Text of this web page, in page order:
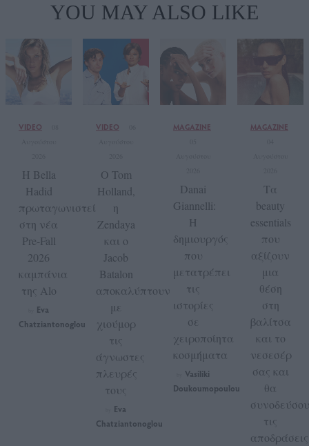
YOU MAY ALSO LIKE
VIDEO
Η Bella
Hadid
πρωταγωνιστεί
στη νέα
Pre-Fall
2026
καμπάνια
της Alo
Eva
Chatziantonoglou
VIDEO
Ο Tom
Holland,
η
Zendaya
και ο
Jacob
Batalon
αποκαλύπτουν
με
χιούμορ
τις
άγνωστες
πλευρές
τους
Eva
Chatziantonoglou
MAGAZINE
Danai
Giannelli:
Η
δημιουργός
που
μετατρέπει
τις
ιστορίες
σε
χειροποίητα
κοσμήματα
Vasiliki
Doukoumopoulou
MAGAZINE
Τα
beauty
essentials
που
αξίζουν
μια
θέση
στη
βαλίτσα
και το
νεσεσέρ
σας και
θα
τις
αποδράσεις